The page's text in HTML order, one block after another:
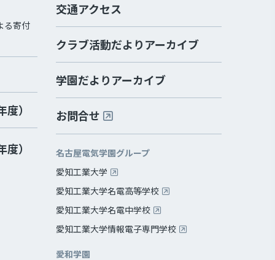
る寄付
）
）
交通アクセス
クラブ活動だよりアーカイブ
学園だよりアーカイブ
お問合せ
名古屋電気学園グループ
愛知工業大学
愛知工業大学名電高等学校
愛知工業大学名電中学校
愛知工業大学情報電子専門学校
愛和学園